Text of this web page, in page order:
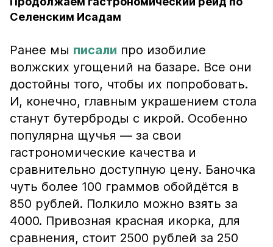
Селенским Исадам
Ранее мы писали про изобилие
волжских угощений на базаре. Все они
достойны того, чтобы их попробовать.
И, конечно, главным украшением стола
станут бутерброды с икрой. Особенно
популярна щучья — за свои
гастрономические качества и
сравнительно доступную цену. Баночка
чуть более 100 граммов обойдётся в
850 рублей. Полкило можно взять за
4000. Привозная красная икорка, для
сравнения, стоит 2500 рублей за 250